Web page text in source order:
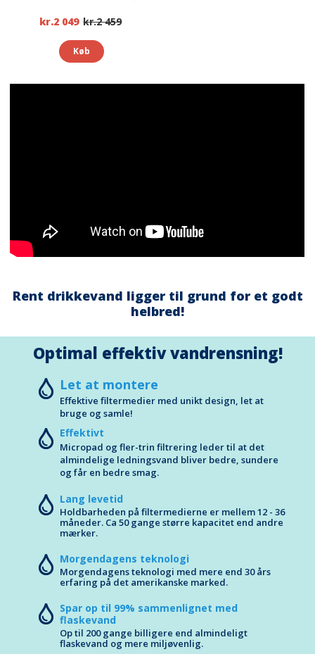
kr.2 049 kr.2 459
Køb
Rent drikkevand ligger til grund for et godt
helbred!
Optimal effektiv vandrensning!
Let at montere
Effektive filtermedier med unikt design, let at
bruge og samle!
Effektivt
Micropad og fler-trin filtrering leder til at det
almindelige ledningsvand bliver bedre, sundere
og får en bedre smag.
Lang levetid
Holdbarheden på filtermedierne er mellem 12 - 36
måneder. Ca 50 gange større kapacitet end andre
mærker.
Morgendagens teknologi
Morgendagens teknologi med mere end 30 års
erfaring på det amerikanske marked.
Spar op til 99% sammenlignet med
flaskevand
Op til 200 gange billigere end almindeligt
flaskevand og mere miljøvenlig.